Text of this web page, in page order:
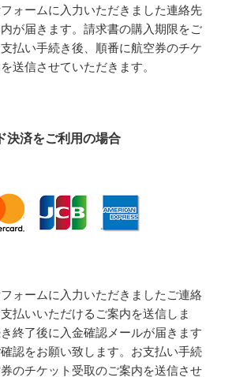
ォームに入力いただきました連絡先
が届きます。請求書の購入期限をご
払い手続き後、順番に航空券のチケ
送信させていただきます。
決済をご利用の場合
ォームに入力いただきましたご連絡
払いいただけるご案内を送信しま
終了後に入金確認メールが届きます
認をお願い致します。お支払い手続
のチケット受取のご案内を送信させ